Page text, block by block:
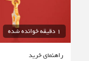
1 دقیقه خوانده شده
راهنمای خرید